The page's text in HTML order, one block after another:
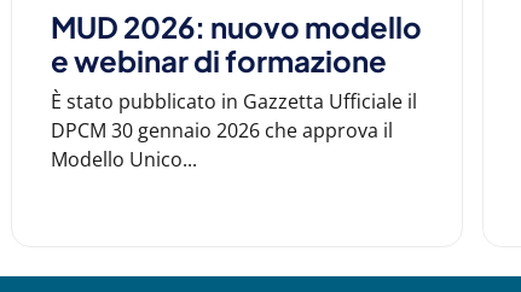
MUD 2026: nuovo modello
e webinar di formazione
È stato pubblicato in Gazzetta Ufficiale il
DPCM 30 gennaio 2026 che approva il
Modello Unico...